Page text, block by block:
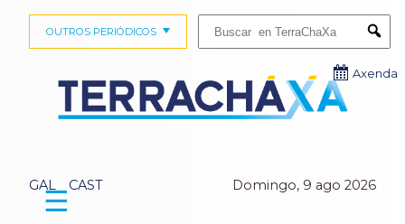
GAL CAST Domingo, 9 ago 2026
OUTROS PERIÓDICOS
Axenda
☰